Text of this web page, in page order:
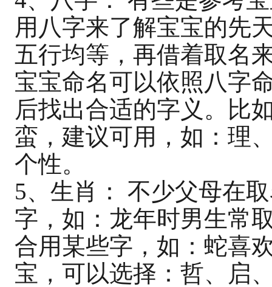
用八字来了解宝宝的先
五行均等，再借着取名
宝宝命名可以依照八字
后找出合适的字义。比
蛮，建议可用，如：理
个性。
5、生肖： 不少父母在
字，如：龙年时男生常
合用某些字，如：蛇喜
宝，可以选择：哲、启